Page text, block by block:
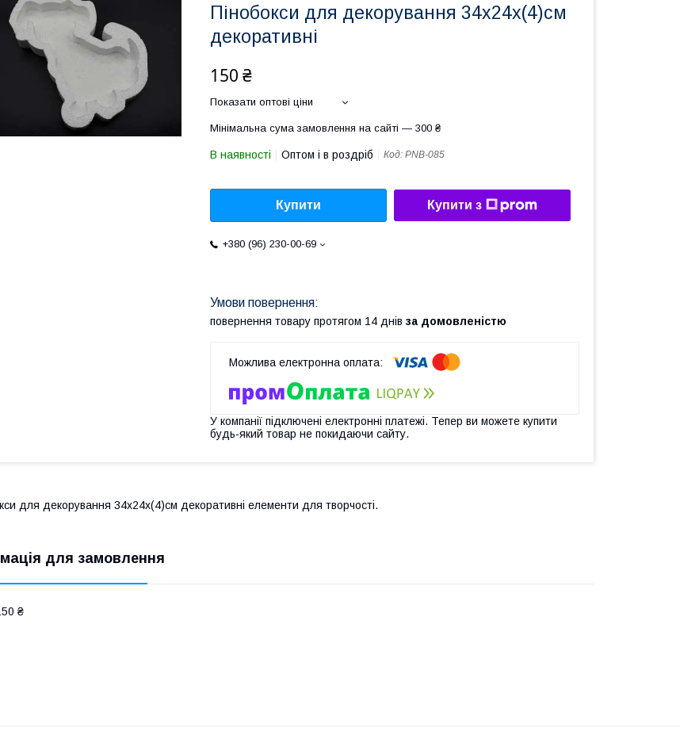
Пінобокси для декорування 34х24х(4)см
декоративні
150 ₴
Показати оптові ціни
Мінімальна сума замовлення на сайті — 300 ₴
В наявності Оптом і в роздріб Код: PNB-085
Купити Купити з
+380 (96) 230-00-69
повернення товару протягом 14 днів за домовленістю
У компанії підключені електронні платежі. Тепер ви можете купити
будь-який товар не покидаючи сайту.
для декорування 34х24х(4)см декоративні елементи для творчості.
для замовлення
₴